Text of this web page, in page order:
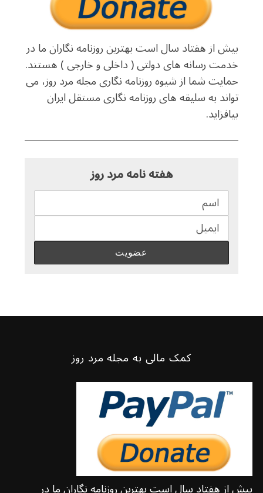
بیش از هفتاد سال است بهترین روزنامه نگاران ما در
خدمت رسانه های دولتی ( داخلی و خارجی ) هستند.
حمایت شما از شیوه روزنامه نگاری مجله مرد روز، می
تواند به سلیقه های روزنامه نگاری مستقل ایران
بیافزاید.
هفته نامه مرد روز
کمک مالی به مجله مرد روز